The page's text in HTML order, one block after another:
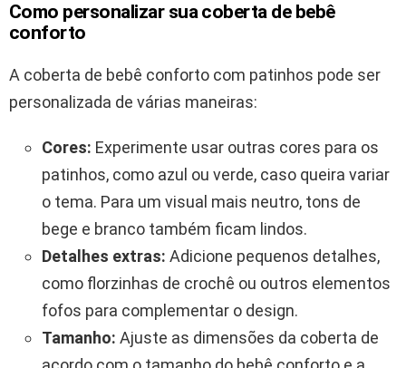
Como personalizar sua coberta de bebê
conforto
A coberta de bebê conforto com patinhos pode ser
personalizada de várias maneiras:
Cores: Experimente usar outras cores para os
patinhos, como azul ou verde, caso queira variar
o tema. Para um visual mais neutro, tons de
bege e branco também ficam lindos.
Detalhes extras: Adicione pequenos detalhes,
como florzinhas de crochê ou outros elementos
fofos para complementar o design.
Tamanho: Ajuste as dimensões da coberta de